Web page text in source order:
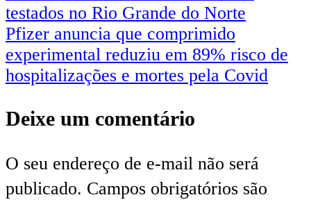
testados no Rio Grande do Norte
Pfizer anuncia que comprimido
experimental reduziu em 89% risco de
hospitalizações e mortes pela Covid
Deixe um comentário
O seu endereço de e-mail não será
publicado. Campos obrigatórios são